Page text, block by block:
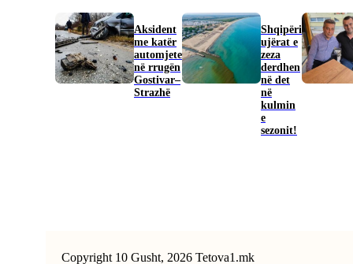
Aksident
me katër
automjete
në rrugën
Gostivar–
Strazhë
Shqipëri
ujërat e
zeza
derdhen
në det
në
kulmin
e
sezonit!
Copyright 10 Gusht, 2026 Tetova1.mk